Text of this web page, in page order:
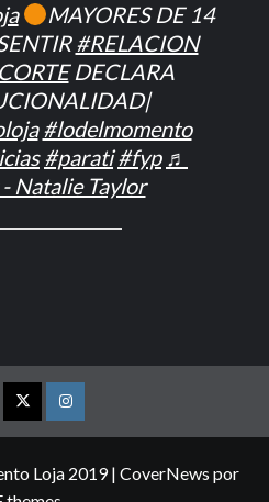
MAYORES DE 14
#RELACION
DECLARA
#lodelmomento
#parati #fyp ♬
Natalie Taylor
TWITTERINSTAGRAM
Loja 2019| CoverNews por